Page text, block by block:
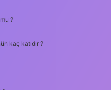
?
kaç katıdır ?